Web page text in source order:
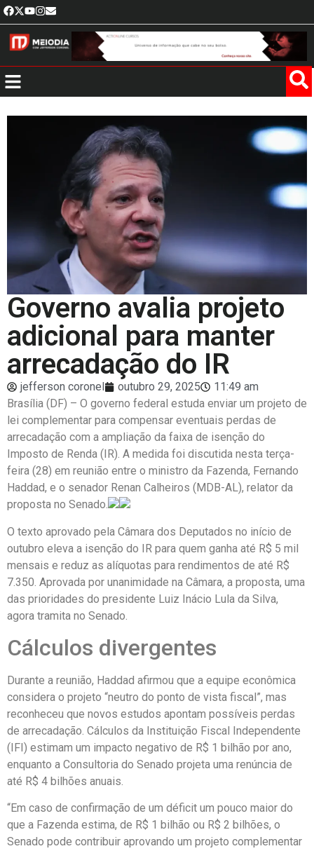
Governo avalia projeto
adicional para manter
arrecadação do IR
jefferson coronel outubro 29, 2025
11:49 am
Brasília (DF) – O governo federal estuda enviar um projeto de
lei complementar para compensar eventuais perdas de
arrecadação com a ampliação da faixa de isenção do
Imposto de Renda (IR). A medida foi discutida nesta terça-
feira (28) em reunião entre o ministro da Fazenda, Fernando
Haddad, e o senador Renan Calheiros (MDB-AL), relator da
proposta no Senado.
O texto aprovado pela Câmara dos Deputados no início de
outubro eleva a isenção do IR para quem ganha até R$ 5 mil
mensais e reduz as alíquotas para rendimentos de até R$
7.350. Aprovada por unanimidade na Câmara, a proposta, uma
das prioridades do presidente Luiz Inácio Lula da Silva,
agora tramita no Senado.
Cálculos divergentes
Durante a reunião, Haddad afirmou que a equipe econômica
considera o projeto “neutro do ponto de vista fiscal”, mas
reconheceu que novos estudos apontam possíveis perdas
de arrecadação. Cálculos da Instituição Fiscal Independente
(IFI) estimam um impacto negativo de R$ 1 bilhão por ano,
enquanto a Consultoria do Senado projeta uma renúncia de
até R$ 4 bilhões anuais.
“Em caso de confirmação de um déficit um pouco maior do
que a Fazenda estima, de R$ 1 bilhão ou R$ 2 bilhões, o
Senado pode contribuir aprovando um projeto complementar